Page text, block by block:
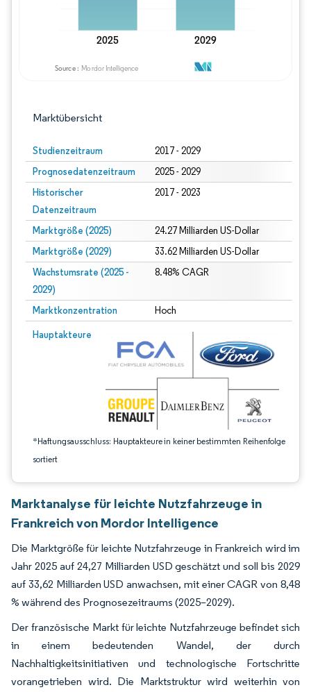
Marktübersicht
Studienzeitraum 2017 - 2029
Prognosedatenzeitraum 2025 - 2029
Historischer
Datenzeitraum
2017 - 2023
Marktgröße (2025) 24.27 Milliarden US-Dollar
Marktgröße (2029) 33.62 Milliarden US-Dollar
Wachstumsrate (2025 -
2029)
8.48% CAGR
Marktkonzentration Hoch
Hauptakteure
*Haftungsausschluss: Hauptakteure in keiner bestimmten Reihenfolge
sortiert
Bild © Mordor Intelligence. Wiederverwendung erfordert Namensnennung
Marktanalyse für leichte Nutzfahrzeuge in
Frankreich von Mordor Intelligence
Die Marktgröße für leichte Nutzfahrzeuge in Frankreich wird im
Jahr 2025 auf 24,27 Milliarden USD geschätzt und soll bis 2029
auf 33,62 Milliarden USD anwachsen, mit einer CAGR von 8,48
% während des Prognosezeitraums (2025–2029).
Der französische Markt für leichte Nutzfahrzeuge befindet sich
in einem bedeutenden Wandel, der durch
Nachhaltigkeitsinitiativen und technologische Fortschritte
vorangetrieben wird. Die Marktstruktur wird weiterhin von